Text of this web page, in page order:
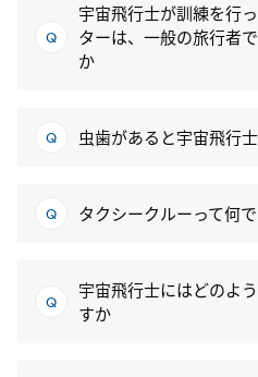
宇宙飛行士が訓練を行
ターは、一般の旅行者
か
虫歯があると宇宙飛行
タクシークルーって何
宇宙飛行士にはどのよ
すか